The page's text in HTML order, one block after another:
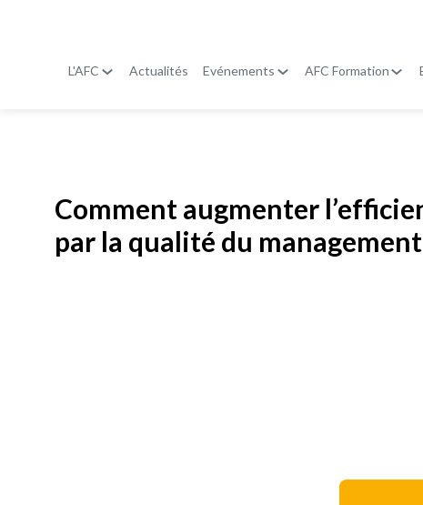
L'AFC Actualités Evénements AFC Formation
Comment augmenter
par la qualité du management